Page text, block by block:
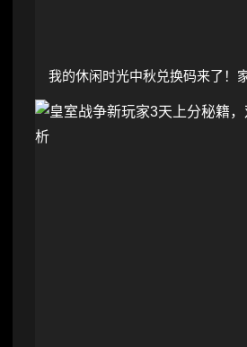
我的休闲时光中秋兑换码来了！